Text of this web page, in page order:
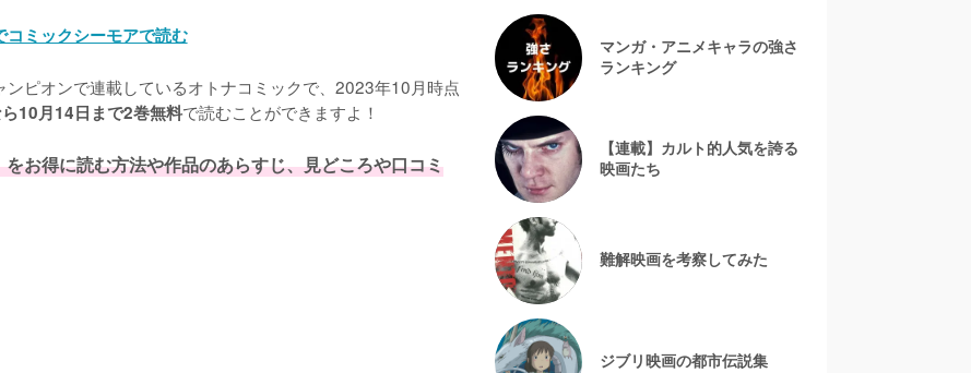
コミックシーモアで読む
ンピオンで連載しているオトナコミックで、2023年10月時点
10月14日まで2巻無料で読むことができますよ！
お得に読む方法や作品のあらすじ、見どころや口コミ
マンガ・アニメキャラの強さ
ランキング
【連載】カルト的人気を誇る
映画たち
難解映画を考察してみた
ジブリ映画の都市伝説集